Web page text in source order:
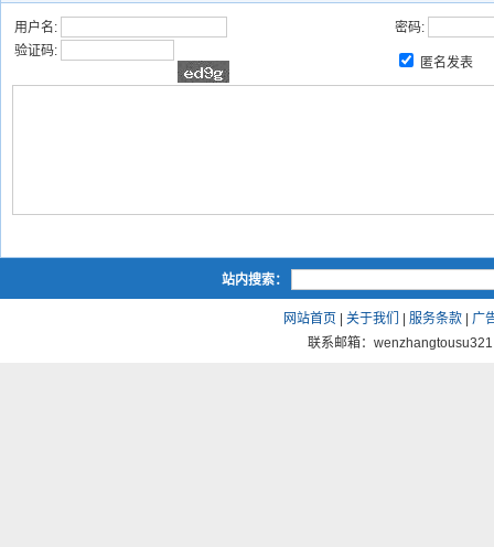
用户名:
密码:
验证码:
匿名发表
站内搜索：
网站首页 关于我们 服务条款
广
联系邮箱：